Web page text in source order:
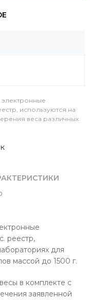
используются на
веса различных
реестр,
для
массой до 1500 г.
в комплекте с
заявленной